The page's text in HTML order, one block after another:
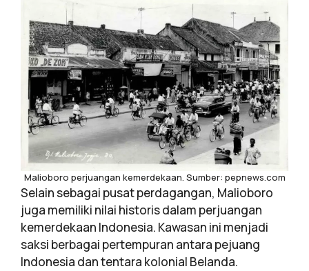
Malioboro perjuangan kemerdekaan. Sumber: pepnews.com
Selain sebagai pusat perdagangan, Malioboro
juga memiliki nilai historis dalam perjuangan
kemerdekaan Indonesia. Kawasan ini menjadi
saksi berbagai pertempuran antara pejuang
Indonesia dan tentara kolonial Belanda.